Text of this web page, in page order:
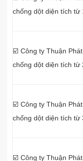
chống dột diện tích từ
☑️ Công ty Thuận
chống dột diện tích từ
☑️ Công ty Thuận
chống dột diện tích từ
☑️ Công ty Thuận